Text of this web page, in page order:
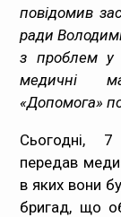
Статистика
Документи
Контакти
повідомив
ради
з проблем у
медичні
«Допомога»
Сьогодні,
передав
в яких вони
бригад, що